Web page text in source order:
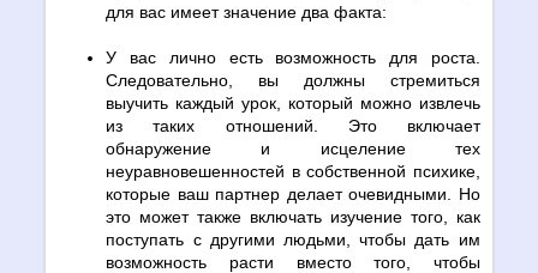
для вас имеет значение два факта:
У вас лично есть возможность для роста.
Следовательно, вы должны стремиться
выучить каждый урок, который можно извлечь
из таких отношений. Это включает
обнаружение и исцеление тех
неуравновешенностей в собственной психике,
которые ваш партнер делает очевидными. Но
это может также включать изучение того, как
поступать с другими людьми, чтобы дать им
возможность расти вместо того, чтобы